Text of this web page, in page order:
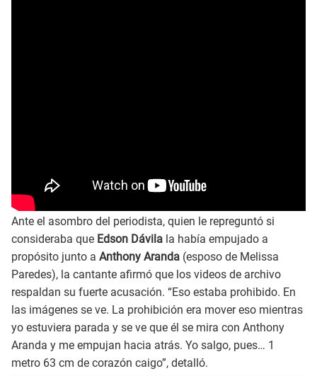
Ante el asombro del periodista, quien le repreguntó si
consideraba que Edson Dávila la había empujado a
propósito junto a Anthony Aranda (esposo de Melissa
Paredes), la cantante afirmó que los videos de archivo
respaldan su fuerte acusación. “Eso estaba prohibido. En
las imágenes se ve. La prohibición era mover eso mientras
yo estuviera parada y se ve que él se mira con Anthony
Aranda y me empujan hacia atrás. Yo salgo, pues… 1
metro 63 cm de corazón caigo”, detalló.